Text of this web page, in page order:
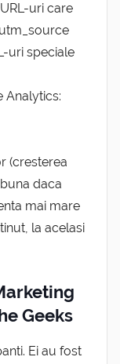
uri care
uri speciale
Analytics:
(cresterea
daca
mai mare
la acelasi
Geeks
Ei au fost